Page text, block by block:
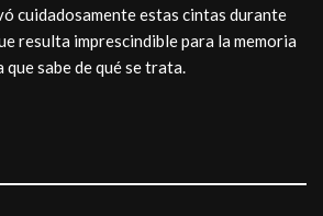
cuidadosamente estas cintas durante
resulta imprescindible para la memoria
sabe de qué se trata.